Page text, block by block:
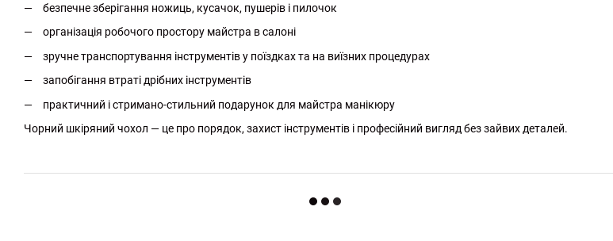
безпечне зберігання ножиць, кусачок, пушерів і пилочок
організація робочого простору майстра в салоні
зручне транспортування інструментів у поїздках та на виїзних процедурах
запобігання втраті дрібних інструментів
практичний і стримано-стильний подарунок для майстра манікюру
Чорний шкіряний чохол — це про порядок, захист інструментів і професійний вигляд без зайвих деталей.